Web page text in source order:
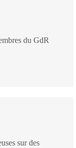
du GdR
sur des